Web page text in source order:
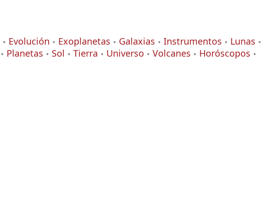
Evolución Exoplanetas Galaxias Instrumentos
Lunas
Planetas Sol Tierra Universo Volcanes
Horóscopos